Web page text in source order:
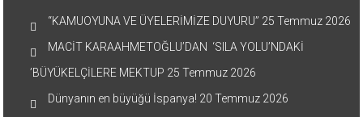
“KAMUOYUNA VE ÜYELERİMİZE DUYURU” 25 Temmuz 2026
MACİT KARAAHMETOĞLU’DAN ‘SILA YOLU’NDAKİ
’BÜYÜKELÇİLERE MEKTUP 25 Temmuz 2026
Dünyanın en büyüğü İspanya! 20 Temmuz 2026